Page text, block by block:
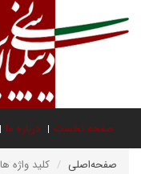
صفحه نخست درباره ما
صفحه‌اصلی کلید واژه ها